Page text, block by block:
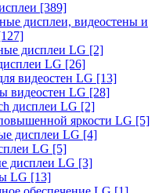
[389]
дисплеи, видеостены и
дисплеи LG [2]
LG [26]
видеостен LG [13]
видеостен LG [28]
дисплеи LG [2]
яркости LG [5]
дисплеи LG [4]
LG [5]
дисплеи LG [3]
LG [13]